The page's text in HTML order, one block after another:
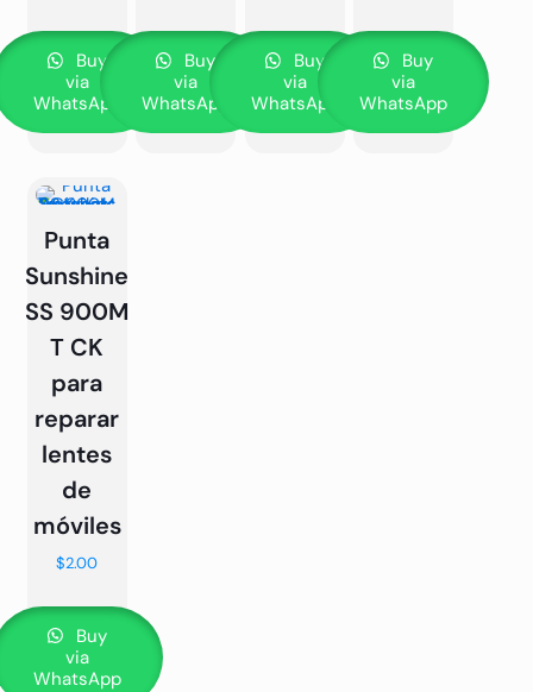
Buy
via
WhatsApp
Buy
via
WhatsApp
Buy
via
WhatsApp
Buy
via
WhatsApp
Punta
Sunshine
SS 900M
T CK
para
reparar
lentes
de
móviles
$2.00
Buy
via
WhatsApp